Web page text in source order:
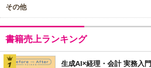
その他
書籍売上ランキング
生成AI×経理・会計 実務入門